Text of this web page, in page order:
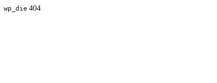
wp_die 404